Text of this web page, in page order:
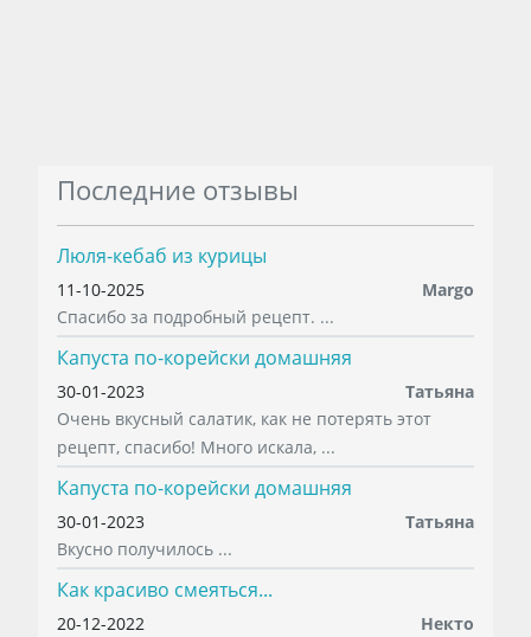
Последние отзывы
Люля-кебаб из курицы
11-10-2025
Margo
Спасибо за подробный рецепт. ...
Капуста по-корейски домашняя
30-01-2023
Татьяна
Очень вкусный салатик, как не потерять этот
рецепт, спасибо! Много искала, ...
Капуста по-корейски домашняя
30-01-2023
Татьяна
Вкусно получилось ...
Как красиво смеяться...
20-12-2022
Некто